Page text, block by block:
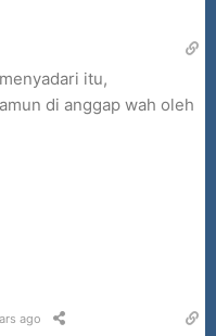
itu,
di anggap wah oleh
ago